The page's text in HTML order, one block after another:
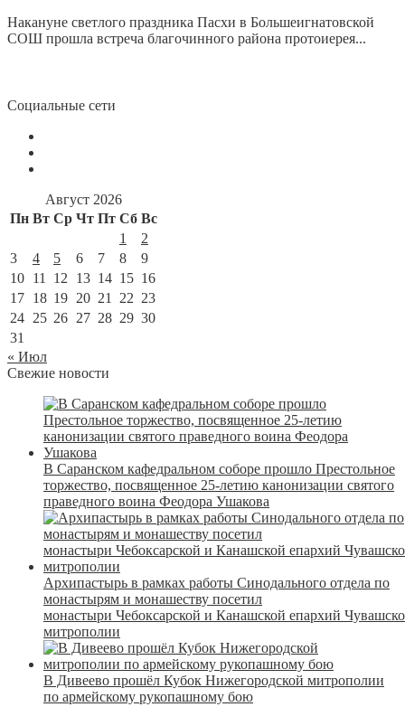
Накануне светлого праздника Пасхи в Большеигнатовской
СОШ прошла встреча благочинного района протоиерея...
Социальные сети
Август 2026
Пн Вт Ср Чт Пт Сб Вс
1
2
3
4 5 6 7 8
9
10 11 12 13 14 15 16
17 18 19 20 21 22 23
24 25 26 27 28 29 30
31
« Июл
Свежие новости
В Саранском кафедральном соборе прошло Престольное
торжество, посвященное 25-летию канонизации святого
праведного воина Феодора Ушакова
Архипастырь в рамках работы Синодального отдела по
монастырям и монашеству посетил
монастыри Чебоксарской и Канашской епархий
митрополии
В Дивеево прошёл Кубок Нижегородской митрополии
по армейскому рукопашному бою